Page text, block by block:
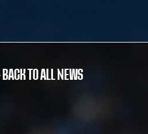
BACK TO ALL NEWS